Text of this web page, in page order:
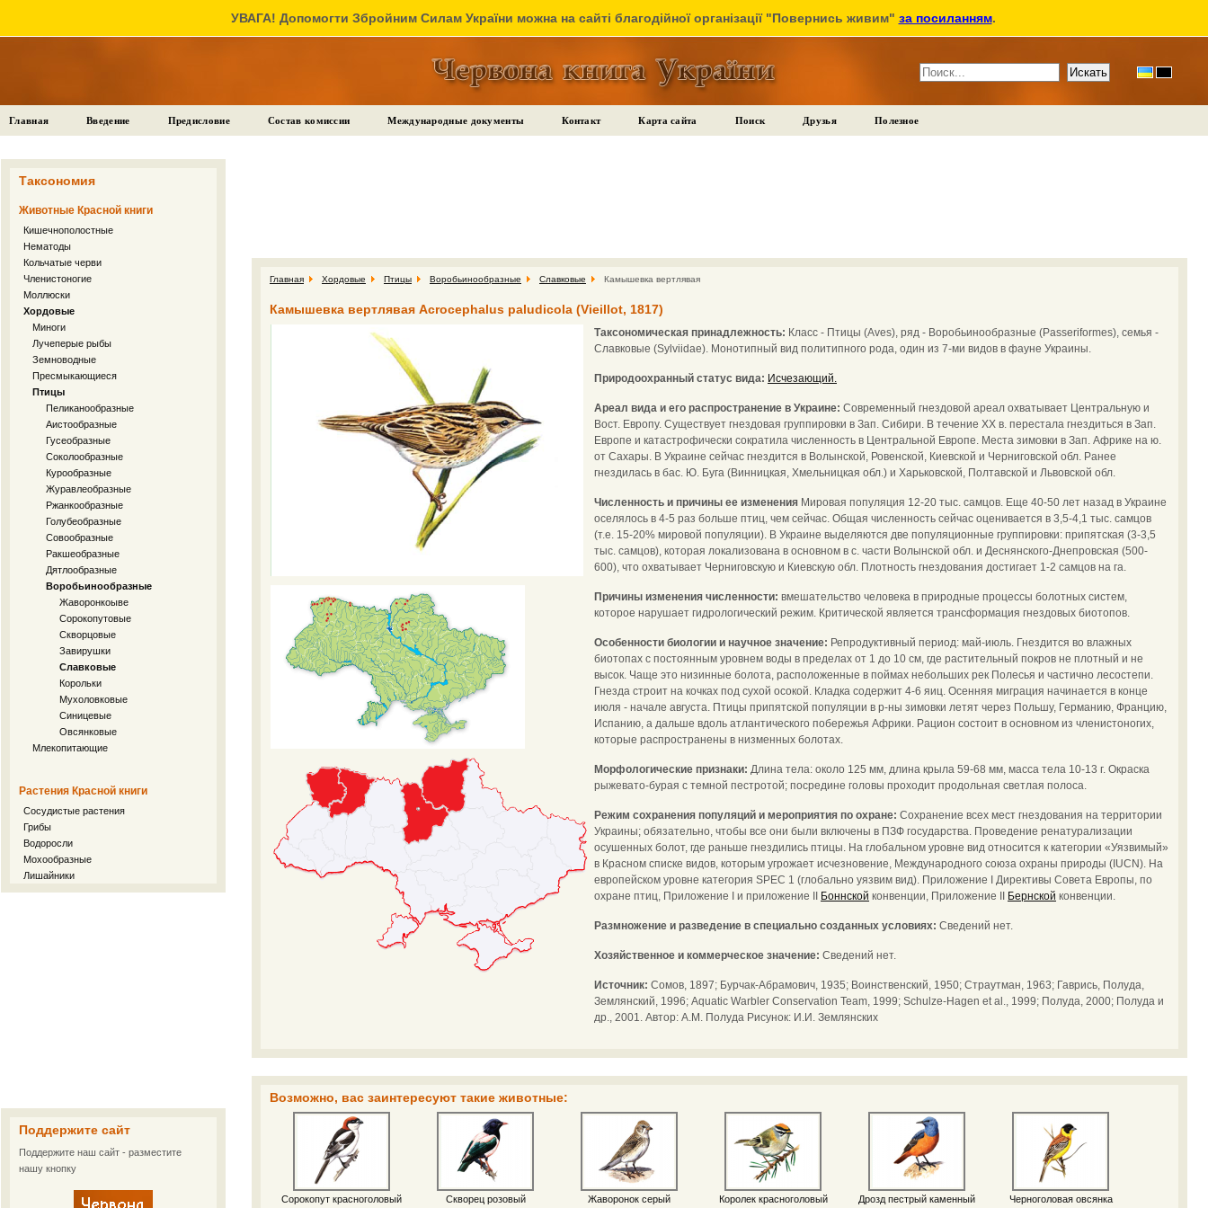
УВАГА! Допомогти Збройним Силам України можна на сайті благодійної організації "Повернись живим" за посиланням.
Главная Введение Предисловие Состав комиссии Международные документы Контакт Карта сайта Поиск Друзья Полезное
Таксономия
Животные Красной книги
Кишечнополостные
Нематоды
Кольчатые черви
Членистоногие
Моллюски
Хордовые
Миноги
Лучеперые рыбы
Земноводные
Пресмыкающиеся
Птицы
Пеликанообразные
Аистообразные
Гусеобразные
Соколообразные
Курообразные
Журавлеобразные
Ржанкообразные
Голубеобразные
Совообразные
Ракшеобразные
Дятлообразные
Воробьинообразные
Жаворонкоыве
Сорокопутовые
Скворцовые
Завирушки
Славковые
Корольки
Мухоловковые
Синицевые
Овсянковые
Млекопитающие
Растения Красной книги
Сосудистые растения
Грибы
Водоросли
Мохообразные
Лишайники
Поддержите сайт
Поддержите наш сайт - разместите
нашу кнопку
Главная Хордовые Птицы Воробьинообразные Славковые Камышевка вертлявая
Камышевка вертлявая Acrocephalus paludicola (Vieillot, 1817)
Таксономическая принадлежность: Класс - Птицы (Aves), ряд - Воробьинообразные (Passeriformes), семья -
Славковые (Sylviidae). Монотипный вид политипного рода, один из 7-ми видов в фауне Украины.
Природоохранный статус вида: Исчезающий.
Ареал вида и его распространение в Украине: Современный гнездовой ареал охватывает Центральную и
Вост. Европу. Существует гнездовая группировки в Зап. Сибири. В течение ХХ в. перестала гнездиться в Зап.
Европе и катастрофически сократила численность в Центральной Европе. Места зимовки в Зап. Африке на ю.
от Сахары. В Украине сейчас гнездится в Волынской, Ровенской, Киевской и Черниговской обл. Ранее
гнездилась в бас. Ю. Буга (Винницкая, Хмельницкая обл.) и Харьковской, Полтавской и Львовской обл.
Численность и причины ее изменения Мировая популяция 12-20 тыс. самцов. Еще 40-50 лет назад в Украине
оселялось в 4-5 раз больше птиц, чем сейчас. Общая численность сейчас оценивается в 3,5-4,1 тыс. самцов
(т.е. 15-20% мировой популяции). В Украине выделяются две популяционные группировки: припятская (3-3,5
тыс. самцов), которая локализована в основном в с. части Волынской обл. и Деснянского-Днепровская (500-
600), что охватывает Черниговскую и Киевскую обл. Плотность гнездования достигает 1-2 самцов на га.
Причины изменения численности: вмешательство человека в природные процессы болотных систем,
которое нарушает гидрологический режим. Критической является трансформация гнездовых биотопов.
Особенности биологии и научное значение: Репродуктивный период: май-июль. Гнездится во влажных
биотопах с постоянным уровнем воды в пределах от 1 до 10 см, где растительный покров не плотный и не
высок. Чаще это низинные болота, расположенные в поймах небольших рек Полесья и частично лесостепи.
Гнезда строит на кочках под сухой осокой. Кладка содержит 4-6 яиц. Осенняя миграция начинается в конце
июля - начале августа. Птицы припятской популяции в р-ны зимовки летят через Польшу, Германию, Францию,
Испанию, а дальше вдоль атлантического побережья Африки. Рацион состоит в основном из членистоногих,
которые распространены в низменных болотах.
Морфологические признаки: Длина тела: около 125 мм, длина крыла 59-68 мм, масса тела 10-13 г. Окраска
рыжевато-бурая с темной пестротой; посредине головы проходит продольная светлая полоса.
Режим сохранения популяций и мероприятия по охране: Сохранение всех мест гнездования на территории
Украины; обязательно, чтобы все они были включены в ПЗФ государства. Проведение ренатурализации
осушенных болот, где раньше гнездились птицы. На глобальном уровне вид относится к категории «Уязвимый»
в Красном списке видов, которым угрожает исчезновение, Международного союза охраны природы (IUCN). На
европейском уровне категория SPEC 1 (глобально уязвим вид). Приложение I Директивы Совета Европы, по
охране птиц, Приложение I и приложение II
Боннской конвенции, Приложение II Бернской конвенции.
Размножение и разведение в специально созданных условиях: Сведений нет.
Хозяйственное и коммерческое значение: Сведений нет.
Источник: Сомов, 1897; Бурчак-Абрамович, 1935; Воинственский, 1950; Страутман, 1963; Гаврись, Полуда,
Землянский, 1996; Aquatic Warbler Conservation Team, 1999; Schulze-Hagen et al., 1999; Полуда, 2000; Полуда и
др., 2001. Автор: А.М. Полуда Рисунок: И.И. Землянских
Возможно, вас заинтересуют такие животные:
Сорокопут красноголовый Скворец розовый Жаворонок серый Королек красноголовый Дрозд пестрый каменный Черноголовая овсянка